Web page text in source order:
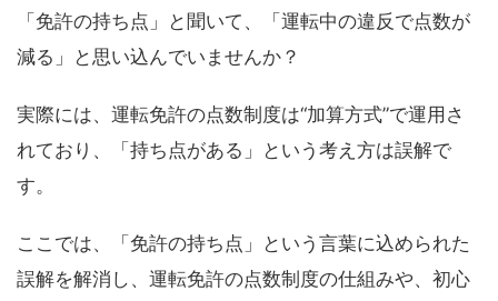
「免許の持ち点」と聞いて、「運転中の違反で点数が
減る」と思い込んでいませんか？
実際には、運転免許の点数制度は“加算方式”で運用さ
れており、「持ち点がある」という考え方は誤解で
す。
ここでは、「免許の持ち点」という言葉に込められた
誤解を解消し、運転免許の点数制度の仕組みや、初心